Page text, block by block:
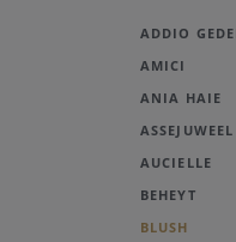
ADDIO
AMICI
ANIA HAIE
ASSEJUWEEL
AUCIELLE
BEHEYT
BLUSH